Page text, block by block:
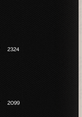
2324
2099